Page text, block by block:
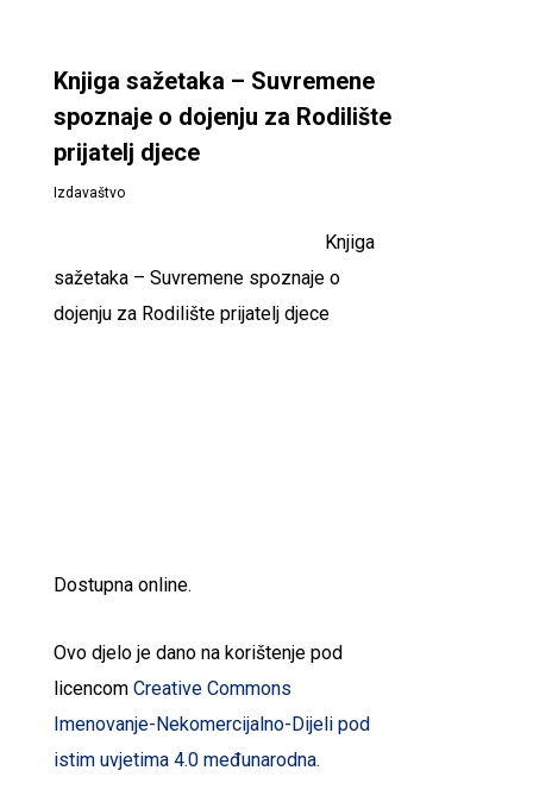
Knjiga sažetaka – Suvremene
spoznaje o dojenju za Rodilište
prijatelj djece
Izdavaštvo
Knjiga
sažetaka – Suvremene spoznaje o
dojenju za Rodilište prijatelj djece
Dostupna online.
Ovo djelo je dano na korištenje pod
licencom Creative Commons
Imenovanje-Nekomercijalno-Dijeli pod
istim uvjetima 4.0 međunarodna.